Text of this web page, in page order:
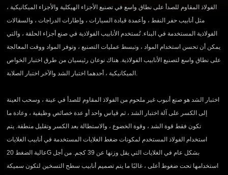
الفولاذ المقاوم للصدأ على نطاق واسع في تصنيع الأجزاء الهيكلية والأجزاء الميكانيكية ،
مثل أنابيب حفر النفط ، وأعمدة قيادة السيارات ، وإطارات الدراجات ، والسقالات
الفولاذية المستخدمة في البناء. تُستخدم الأنابيب الفولاذية في صنع أجزاء الحلقة ، والتي
يمكن أن تحسن استخدام المواد ، وتبسط عمليات التصنيع ، وتوفر المواد ووقت المعالجة
على نطاق واسع لتصنيع الأنابيب الفولاذية. هناك نوعان رئيسيان من طرق اختبار الخواص
الميكانيكية ، أحدهما اختبار الشد والآخر اختبار الصلابة.
اختبار الشد هو صنع أنبوب غير ملحوم من الفولاذ المقاوم للصدأ في عينة ، وسحب العينة
إلى الكسر على آلة اختبار الشد ، ثم قياس واحد أو عدة خصائص وظيفية ، وعادة ما
تكون فقط قوة الشد ، وقوة الخضوع ، والاستطالة بعد الكسر وتقليل منطقة. يتم
استخدام الفولاذ المستخدم لمكونات ضغط الغلايات المستخدمة في أنابيب الغلايات
عالية الضغط 20G بشكل عام في الغلايات التي يقل وزنها عن 39 كجم. من أجل
استخدامها تحت ضغوط أعلى ، غالبًا ما يتم تصميم أنابيب سطح التسخين لتكون سميكة